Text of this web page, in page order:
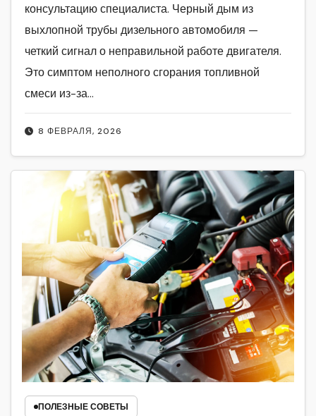
8 ФЕВРАЛЯ, 2026
консультацию специалиста. Черный дым из
выхлопной трубы дизельного автомобиля —
четкий сигнал о неправильной работе двигателя.
Это симптом неполного сгорания топливной
смеси из-за…
ПОЛЕЗНЫЕ СОВЕТЫ